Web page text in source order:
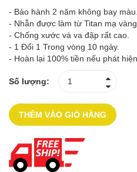
- Bảo hành 2 năm không bay màu.
- Nhẫn được làm từ Titan mạ
- Chống xước và va đập rất cao.
- 1 Đổi 1 Trong vòng 10 ngày.
- Hoàn lại 100% tiền nếu phát
Số lượng:
THÊM VÀO GIỎ HÀNG